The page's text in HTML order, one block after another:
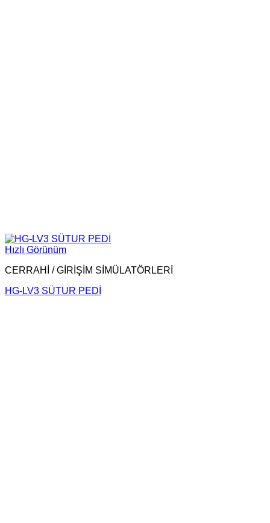
Hızlı Görünüm
CERRAHİ / GİRİŞİM SİMÜLATÖRLERİ
HG-LV3 SÜTUR PEDİ